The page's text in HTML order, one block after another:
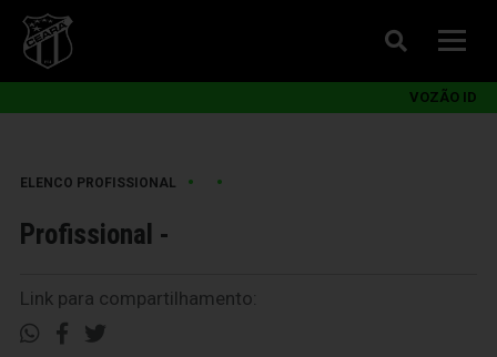
VOZÃO ID
ELENCO PROFISSIONAL • •
Profissional -
Link para compartilhamento: